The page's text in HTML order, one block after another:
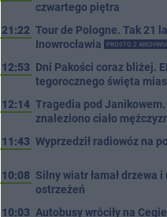
czwartego piętra
21:22 Tour de Pologne. Tak 21
Inowrocławia
PROSTO Z
12:53 Dni Pakości coraz bliżej.
tegorocznego święta
12:14 Tragedia pod
znaleziono ciało
11:43 Wyprzedził radiowóz na
10:08 Silny wiatr łamał drzewa
ostrzeżeń
10:03 Autobusy wróciły na